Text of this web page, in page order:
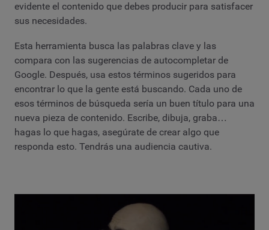
evidente el contenido que debes producir para satisfacer
sus necesidades.
Esta herramienta busca las palabras clave y las
compara con las sugerencias de autocompletar de
Google. Después, usa estos términos sugeridos para
encontrar lo que la gente está buscando. Cada uno de
esos términos de búsqueda sería un buen título para una
nueva pieza de contenido. Escribe, dibuja, graba…
hagas lo que hagas, asegúrate de crear algo que
responda esto. Tendrás una audiencia cautiva.